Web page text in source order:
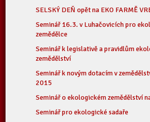
SELSKÝ DEŇ opět na EKO FARMĚ
Seminář 16.3. v Luhačovicích pro
zemědělce
Seminář k legislativě a pravidlům
zemědělství
Seminář k novým dotacím v
2015
Seminář o ekologickém zemědělství
Seminář pro ekologické sadaře